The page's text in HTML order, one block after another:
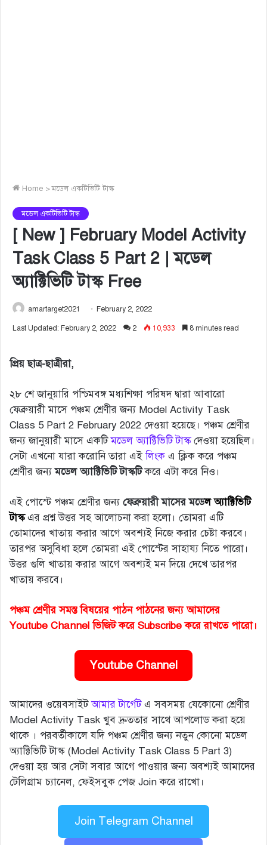
Home >মডেল একটিভিটি টাস্ক
মডেল একটিভিটি টাস্ক
[ New ] February Model Activity
Task Class 5 Part 2 | মডেল
অ্যাক্টিভিটি টাস্ক Free
amartarget2021 February 2, 2022
Last Updated: February 2, 2022 2 10,933 8 minutes read
প্রিয় ছাত্র-ছাত্রীরা,
২৮ শে জানুয়ারি পশ্চিমবঙ্গ মধ্যশিক্ষা পরিষদ দ্বারা আবারো
ফেব্রুয়ারী মাসে পঞ্চম শ্রেণীর জন্য Model Activity Task
Class 5 Part 2 February 2022 দেওয়া হয়েছে। পঞ্চম শ্রেণীর
জন্য জানুয়ারী মাসে একটিমডেল অ্যাক্টিভিটি টাস্কদেওয়া হয়েছিল।
সেটা এখনো যারা করোনি তারা এইলিংক এ ক্লিক করে পঞ্চম
শ্রেণীর জন্যমডেল অ্যাক্টিভিটি টাস্কটিকরে এটা করে নিও।
এই পোস্টে পঞ্চম শ্রেণীর জন্য ফেব্রুয়ারী মাসের মডেল অ্যাক্টিভিটি
টাস্কএর প্রশ্ন উত্তর সহ আলোচনা করা হলো। তোমরা এটি
তোমাদের খাতায় করার আগে অবশ্যই নিজে করার চেষ্টা করবে।
তারপর অসুবিধা হলে তোমরা এই পোস্টের সাহায্য নিতে পারো।
উত্তর গুলি খাতায় করার আগে অবশ্যই মন দিয়ে দেখে তারপর
খাতায় করবে।
পঞ্চম শ্রেণীর সমস্ত বিষয়ের পাঠন পাঠনের জন্য আমাদের
Youtube Channel ভিজিট করে Subscribe করে রাখতে পারো।
Youtube Channel
আমাদের ওয়েবসাইটআমার টার্গেটএ সবসময় যেকোনো শ্রেণীর
Model Activity Task খুব দ্রুততার সাথে আপলোড করা হয়ে
থাকে । পরবর্তীকালে যদি পঞ্চম শ্রেণীর জন্য নতুন কোনো মডেল
অ্যাক্টিভিটি টাস্ক (Model Activity Task Class 5 Part 3)
দেওয়া হয় আর সেটা সবার আগে পাওয়ার জন্য অবশ্যই আমাদের
টেলিগ্রাম চ্যানেল, ফেইসবুক পেজ Join করে রাখো।
Join Telegram Channel